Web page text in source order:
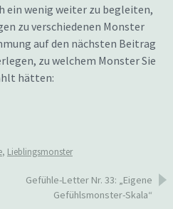
ein wenig weiter zu begleiten,
zu verschiedenen Monster
auf den nächsten Beitrag
zu welchem Monster Sie
hätten:
, Lieblingsmonster
Gefühle-Letter Nr. 33: „Eigene
Gefühlsmonster-Skala“